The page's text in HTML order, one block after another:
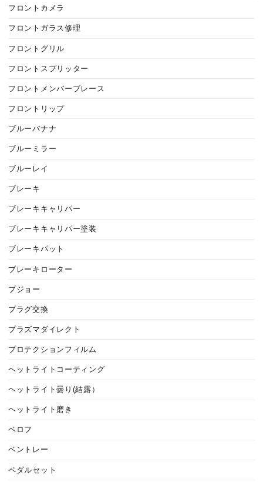
フロントカメラ
フロントガラス修理
フロントグリル
フロントスプリッター
フロントメンバーブレース
フロントリップ
ブルーバナナ
ブルーミラー
ブルーレイ
ブレーキ
ブレーキキャリパー
ブレーキキャリパー塗装
ブレーキパット
ブレーキローター
プジョー
プラグ交換
プラズマダイレクト
プロテクションフィルム
ヘットライトコーティング
ヘットライト曇り(結露）
ヘットライト磨き
ベロフ
ベントレー
ペダルセット